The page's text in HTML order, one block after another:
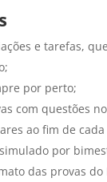
e tarefas,
por perto;
com questões
ao fim de
por
das provas do